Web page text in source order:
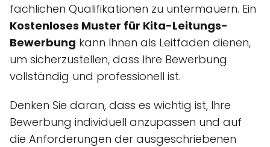
fachlichen Qualifikationen zu untermauern. Ein
Kostenloses Muster für Kita-Leitungs-
Bewerbung kann Ihnen als Leitfaden dienen,
um sicherzustellen, dass Ihre Bewerbung
vollständig und professionell ist.
Denken Sie daran, dass es wichtig ist, Ihre
Bewerbung individuell anzupassen und auf
die Anforderungen der ausgeschriebenen